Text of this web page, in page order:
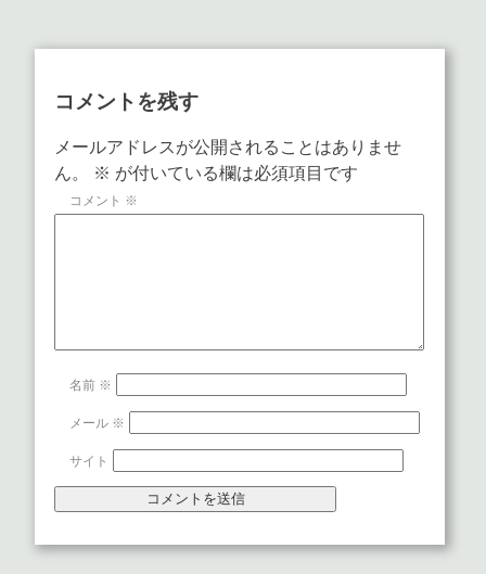
コメントを残す
メールアドレスが公開されることはありませ
ん。
※ が付いている欄は必須項目です
コメント ※
名前 ※
メール ※
サイト